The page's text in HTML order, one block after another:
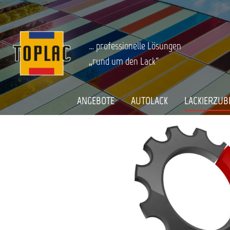
Zur Hauptnavigation springen
… professionelle Lösungen
„rund um den Lack“
ANGEBOTE AUTOLACK
Startseite LACKIERZUBEHÖR Lackverarbeitung Sata Lackiertechnik
SATA STOPFEN FÜR SEITLICHE
Bildergalerie überspringen